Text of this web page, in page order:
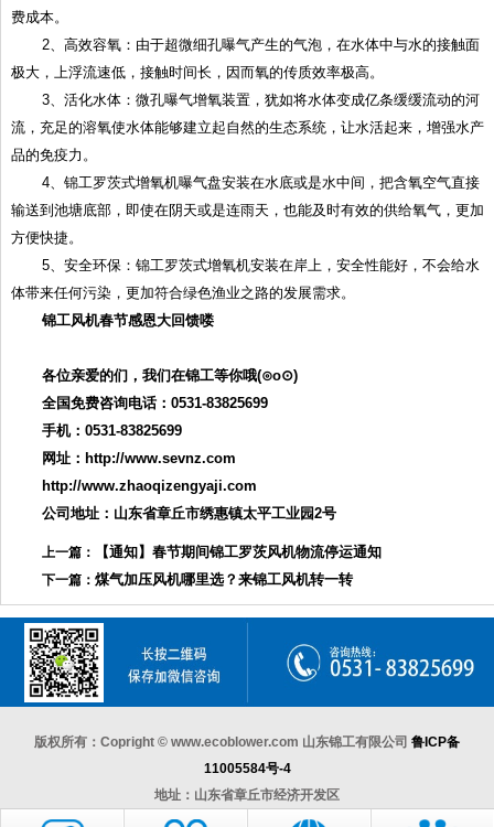
费成本。
2、高效容氧：由于超微细孔曝气产生的气泡，在水体中与水的接触面
极大，上浮流速低，接触时间长，因而氧的传质效率极高。
3、活化水体：微孔曝气增氧装置，犹如将水体变成亿条缓缓流动的河
流，充足的溶氧使水体能够建立起自然的生态系统，让水活起来，增强水产
品的免疫力。
4、锦工罗茨式增氧机曝气盘安装在水底或是水中间，把含氧空气直接
输送到池塘底部，即使在阴天或是连雨天，也能及时有效的供给氧气，更加
方便快捷。
5、安全环保：锦工罗茨式增氧机安装在岸上，安全性能好，不会给水
体带来任何污染，更加符合绿色渔业之路的发展需求。
锦工风机春节感恩大回馈喽
各位亲爱的们，我们在锦工等你哦(⊙o⊙)
全国免费咨询电话：0531-83825699
手机：0531-83825699
网址：http://www.sevnz.com
http://www.zhaoqizengyaji.com
公司地址：山东省章丘市绣惠镇太平工业园2号
上一篇： 【通知】春节期间锦工罗茨风机物流停运通知
下一篇： 煤气加压风机哪里选？来锦工风机转一转
版权所有：Copright © www.ecoblower.com 山东锦工有限公司 鲁ICP备
11005584号-4
地址：山东省章丘市经济开发区
电话：0531-83825699 传真：0531-83211205